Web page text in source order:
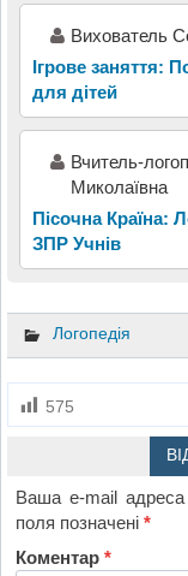
Вихователь
Ігрове заняття:
для дітей
Вчитель-
Миколаївна
Пісочна Країна:
ЗПР Учнів
Логопедія
575
Ваша e-mail
поля позначені*
Коментар*